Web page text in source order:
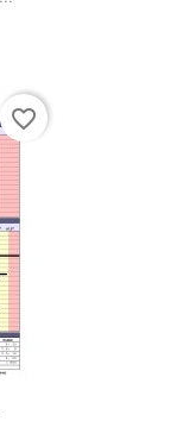
favorite_border